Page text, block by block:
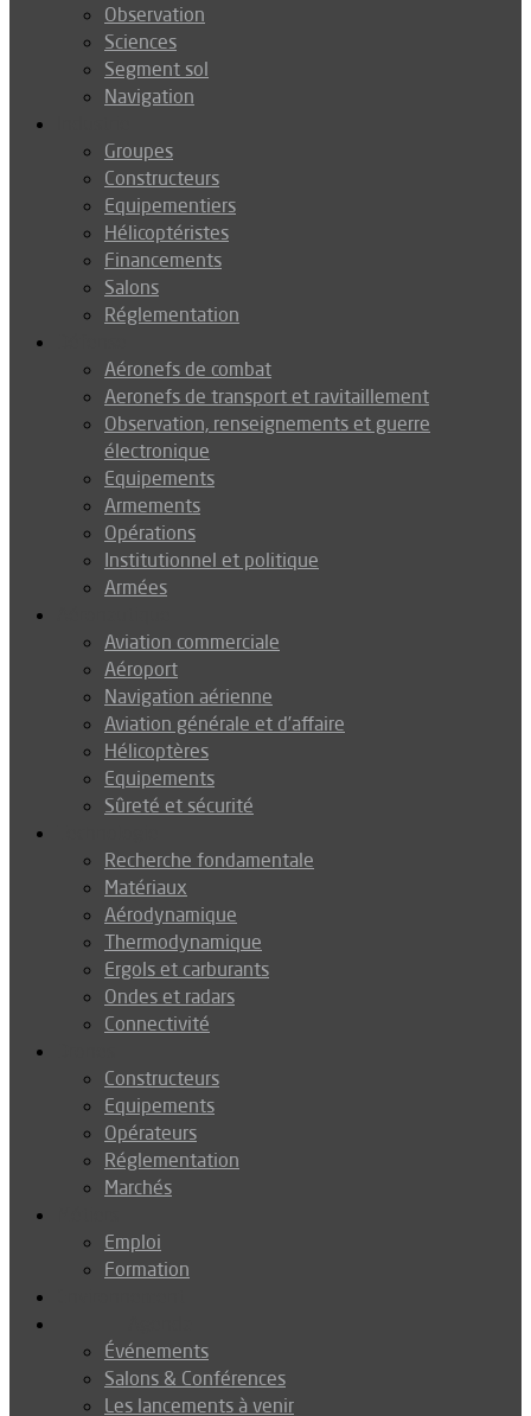
Observation
Sciences
Segment sol
Navigation
Groupes
Constructeurs
Equipementiers
Hélicoptéristes
Financements
Salons
Réglementation
Aéronefs de combat
Aeronefs de transport et ravitaillement
Observation, renseignements et guerre
électronique
Equipements
Armements
Opérations
Institutionnel et politique
Armées
Aviation commerciale
Aéroport
Navigation aérienne
Aviation générale et d’affaire
Hélicoptères
Equipements
Sûreté et sécurité
Recherche fondamentale
Matériaux
Aérodynamique
Thermodynamique
Ergols et carburants
Ondes et radars
Connectivité
Constructeurs
Equipements
Opérateurs
Réglementation
Marchés
Emploi
Formation
Événements
Salons & Conférences
Les lancements à venir